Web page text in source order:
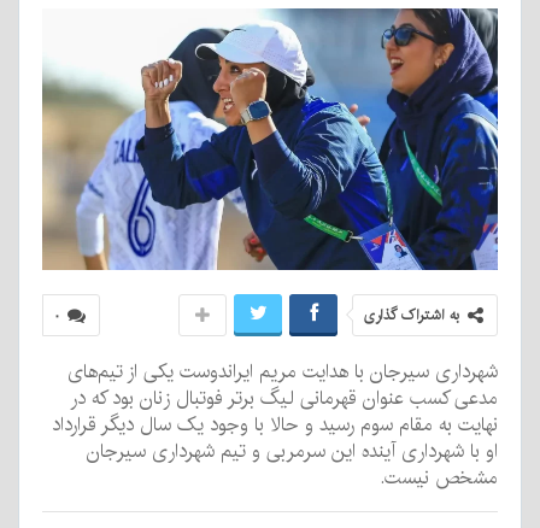
۰ به اشتراک گذاری
شهرداری سیرجان با هدایت مریم ایراندوست یکی از تیم‌های
مدعی کسب عنوان قهرمانی لیگ برتر فوتبال زنان بود که در
نهایت به مقام سوم رسید و حالا با وجود یک سال دیگر قرارداد
او با شهرداری آینده این سرمربی و تیم شهرداری سیرجان
مشخص نیست.